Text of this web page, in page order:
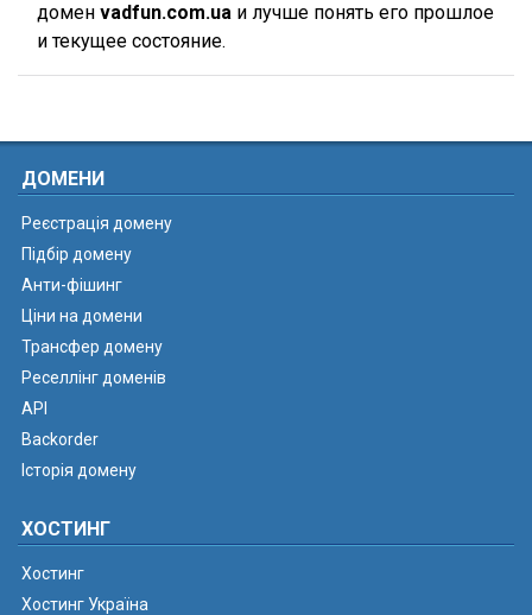
домен vadfun.com.ua и лучше понять его прошлое
и текущее состояние.
ДОМЕНИ
Реєстрація домену
Підбір домену
Анти-фішинг
Ціни на домени
Трансфер домену
Реселлінг доменів
API
Backorder
Історія домену
ХОСТИНГ
Хостинг
Хостинг Україна